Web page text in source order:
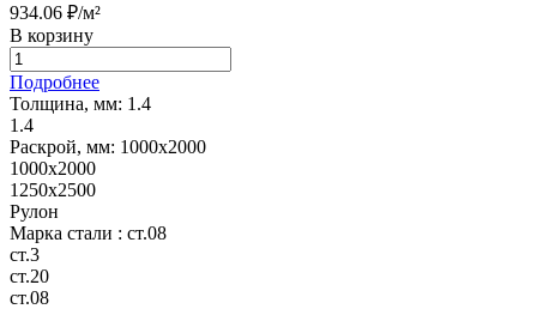
934.06 ₽/м²
В корзину
Подробнее
Толщина, мм: 1.4
1.4
Раскрой, мм: 1000х2000
1000х2000
1250х2500
Рулон
Марка стали : ст.08
ст.3
ст.20
ст.08